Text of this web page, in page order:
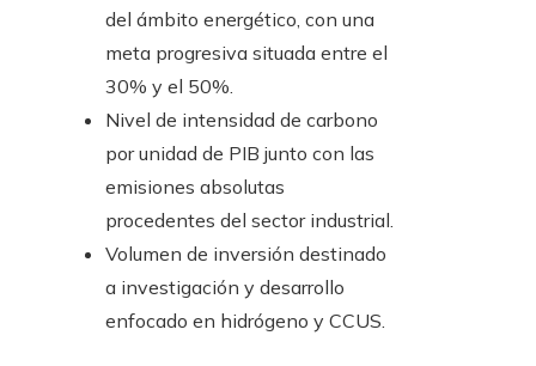
del ámbito energético, con una
meta progresiva situada entre el
30% y el 50%.
Nivel de intensidad de carbono
por unidad de PIB junto con las
emisiones absolutas
procedentes del sector industrial.
Volumen de inversión destinado
a investigación y desarrollo
enfocado en hidrógeno y CCUS.